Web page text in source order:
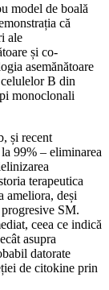
model de boală
că
ale
și co-
asemănătoare
B din
monoclonali
și recent
99% – eliminarea
terapeutica
ameliora, deși
SM.
ceea ce indică
asupra
datorate
de citokine prin